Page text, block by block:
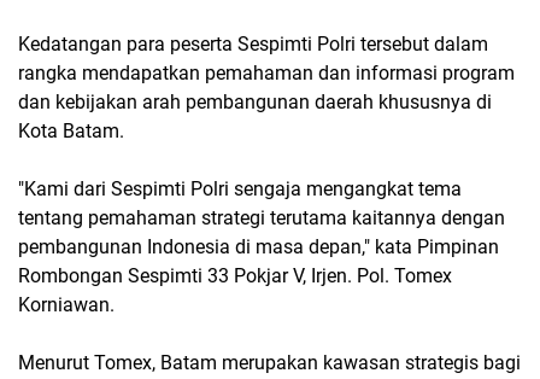
Kedatangan para peserta Sespimti Polri tersebut dalam
rangka mendapatkan pemahaman dan informasi program
dan kebijakan arah pembangunan daerah khususnya di
Kota Batam.
"Kami dari Sespimti Polri sengaja mengangkat tema
tentang pemahaman strategi terutama kaitannya dengan
pembangunan Indonesia di masa depan," kata Pimpinan
Rombongan Sespimti 33 Pokjar V, Irjen. Pol. Tomex
Korniawan.
Menurut Tomex, Batam merupakan kawasan strategis bagi